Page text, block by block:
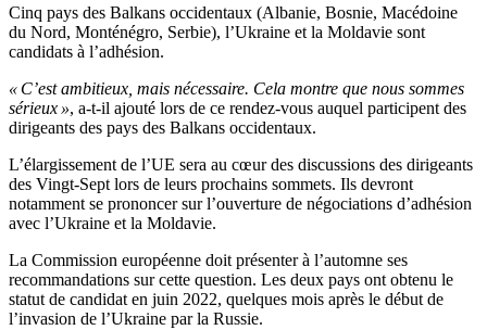
Cinq pays des Balkans occidentaux (Albanie, Bosnie, Macédoine
du Nord, Monténégro, Serbie), l’Ukraine et la Moldavie sont
candidats à l’adhésion.
« C’est ambitieux, mais nécessaire. Cela montre que nous sommes
sérieux », a-t-il ajouté lors de ce rendez-vous auquel participent des
dirigeants des pays des Balkans occidentaux.
L’élargissement de l’UE sera au cœur des discussions des dirigeants
des Vingt-Sept lors de leurs prochains sommets. Ils devront
notamment se prononcer sur l’ouverture de négociations d’adhésion
avec l’Ukraine et la Moldavie.
La Commission européenne doit présenter à l’automne ses
recommandations sur cette question. Les deux pays ont obtenu le
statut de candidat en juin 2022, quelques mois après le début de
l’invasion de l’Ukraine par la Russie.